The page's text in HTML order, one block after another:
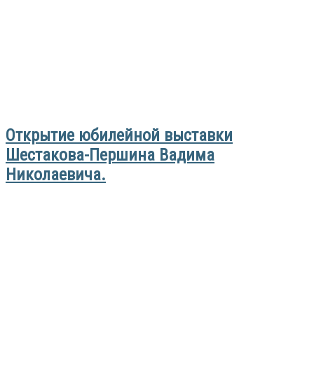
Открытие юбилейной выставки
Шестакова-Першина Вадима
Николаевича.